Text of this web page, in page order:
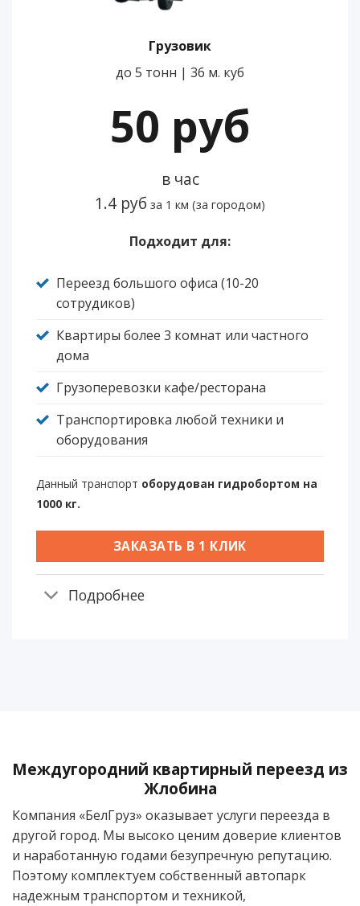
Грузовик
до 5 тонн | 36 м. куб
50 руб
в час
1.4 руб за 1 км (за городом)
Подходит для:
Переезд большого офиса (10-20
сотрудиков)
Квартиры более 3 комнат или частного
дома
Грузоперевозки кафе/ресторана
Транспортировка любой техники и
оборудования
Данный транспорт оборудован гидробортом на
1000 кг.
ЗАКАЗАТЬ В 1 КЛИК
Подробнее
Междугородний квартирный переезд из
Жлобина
Компания «БелГруз» оказывает услуги переезда в
другой город. Мы высоко ценим доверие клиентов
и наработанную годами безупречную репутацию.
Поэтому комплектуем собственный автопарк
надежным транспортом и техникой,